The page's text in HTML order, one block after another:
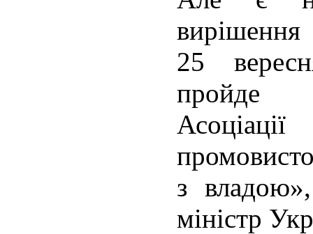
25
пройде
з
міністр